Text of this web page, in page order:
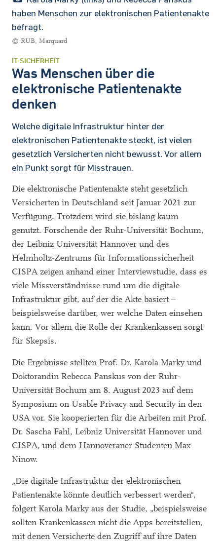
haben Menschen zur elektronischen Patientenakte
befragt.
© RUB, Marquard
IT-SICHERHEIT
Was Menschen über die
elektronische Patientenakte
denken
Welche digitale Infrastruktur hinter der
elektronischen Patientenakte steckt, ist vielen
gesetzlich Versicherten nicht bewusst. Vor allem
ein Punkt sorgt für Misstrauen.
Die elektronische Patientenakte steht gesetzlich
Versicherten in Deutschland seit Januar 2021 zur
Verfügung. Trotzdem wird sie bislang kaum
genutzt. Forschende der Ruhr-Universität Bochum,
der Leibniz Universität Hannover und des
Helmholtz-Zentrums für Informationssicherheit
CISPA zeigen anhand einer Interviewstudie, dass es
viele Missverständnisse rund um die digitale
Infrastruktur gibt, auf der die Akte basiert –
beispielsweise darüber, wer welche Daten einsehen
kann. Vor allem die Rolle der Krankenkassen sorgt
für Skepsis.
Die Ergebnisse stellten Prof. Dr. Karola Marky und
Doktorandin Rebecca Panskus von der Ruhr-
Universität Bochum am 8. August 2023 auf dem
Symposium on Usable Privacy and Security in den
USA vor. Sie kooperierten für die Arbeiten mit Prof.
Dr. Sascha Fahl, Leibniz Universität Hannover und
CISPA, und dem Hannoveraner Studenten Max
Ninow.
„Die digitale Infrastruktur der elektronischen
Patientenakte könnte deutlich verbessert werden“,
folgert Karola Marky aus der Studie, „beispielsweise
sollten Krankenkassen nicht die Apps bereitstellen,
mit denen Versicherte den Zugriff auf ihre Daten